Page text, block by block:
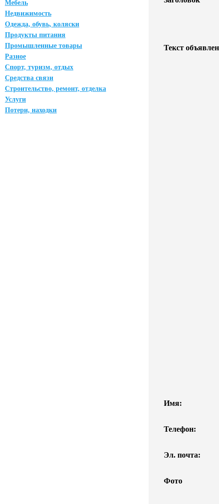
Мебель
Недвижимость
Одежда, обувь, коляски
Продукты питания
Промышленные товары
Разное
Спорт, туризм, отдых
Средства связи
Строительство, ремонт, отделка
Услуги
Потери, находки
Текст
Имя:
Телефон:
Эл. почта:
Фото